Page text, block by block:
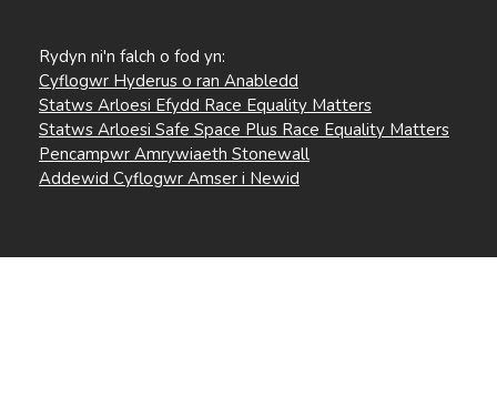
Rydyn ni'n falch o fod yn:
Cyflogwr Hyderus o ran Anabledd
Statws Arloesi Efydd Race Equality Matters
Statws Arloesi Safe Space Plus Race Equality Matters
Pencampwr Amrywiaeth Stonewall
Addewid Cyflogwr Amser i Newid